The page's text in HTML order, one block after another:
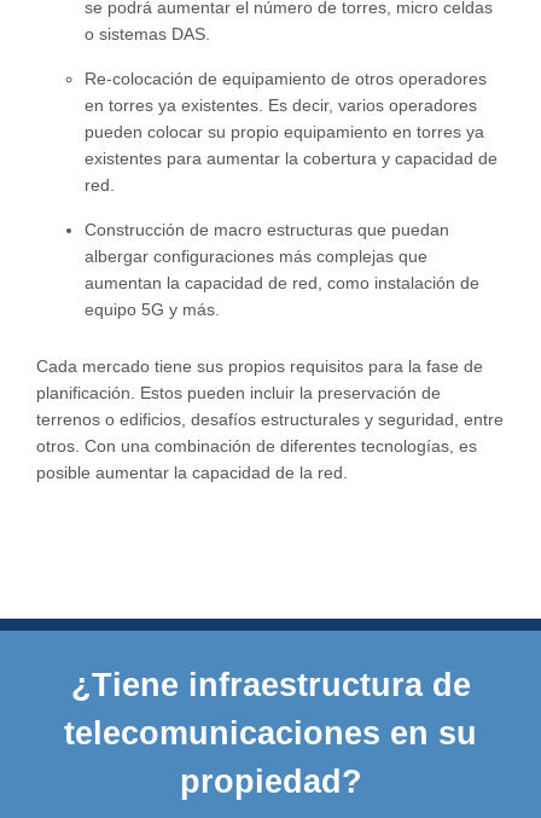
se podrá aumentar el número de torres, micro celdas
o sistemas DAS.
Re-colocación de equipamiento de otros operadores
en torres ya existentes. Es decir, varios operadores
pueden colocar su propio equipamiento en torres ya
existentes para aumentar la cobertura y capacidad de
red.
Construcción de macro estructuras que puedan
albergar configuraciones más complejas que
aumentan la capacidad de red, como instalación de
equipo 5G y más.
Cada mercado tiene sus propios requisitos para la fase de
planificación. Estos pueden incluir la preservación de
terrenos o edificios, desafíos estructurales y seguridad, entre
otros. Con una combinación de diferentes tecnologías, es
posible aumentar la capacidad de la red.
¿Tiene infraestructura de
telecomunicaciones en su
propiedad?